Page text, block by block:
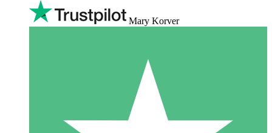
Mary Korver